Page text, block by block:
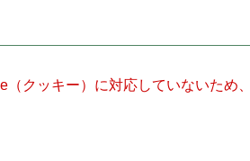
クッキー）に対応していないため